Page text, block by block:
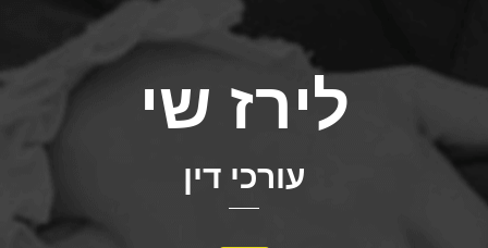
לירז שי
עורכי דין